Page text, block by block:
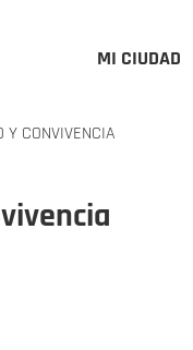
MI CIUDAD
Y CONVIVENCIA